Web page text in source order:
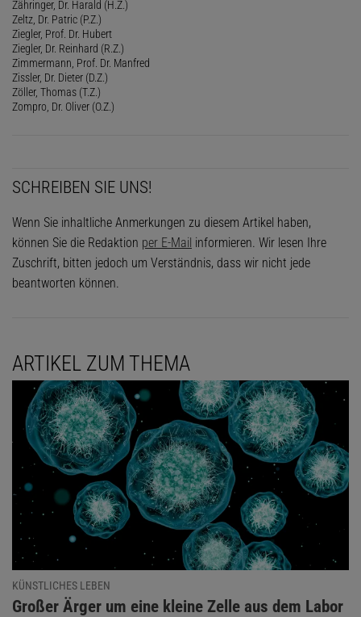
Zähringer, Dr. Harald (H.Z.)
Zeltz, Dr. Patric (P.Z.)
Ziegler, Prof. Dr. Hubert
Ziegler, Dr. Reinhard (R.Z.)
Zimmermann, Prof. Dr. Manfred
Zissler, Dr. Dieter (D.Z.)
Zöller, Thomas (T.Z.)
Zompro, Dr. Oliver (O.Z.)
SCHREIBEN SIE UNS!
Wenn Sie inhaltliche Anmerkungen zu diesem Artikel haben,
können Sie die Redaktion per E-Mail informieren. Wir lesen Ihre
Zuschrift, bitten jedoch um Verständnis, dass wir nicht jede
beantworten können.
ARTIKEL ZUM THEMA
KÜNSTLICHES LEBEN
:
Großer Ärger um eine kleine Zelle aus dem Labor